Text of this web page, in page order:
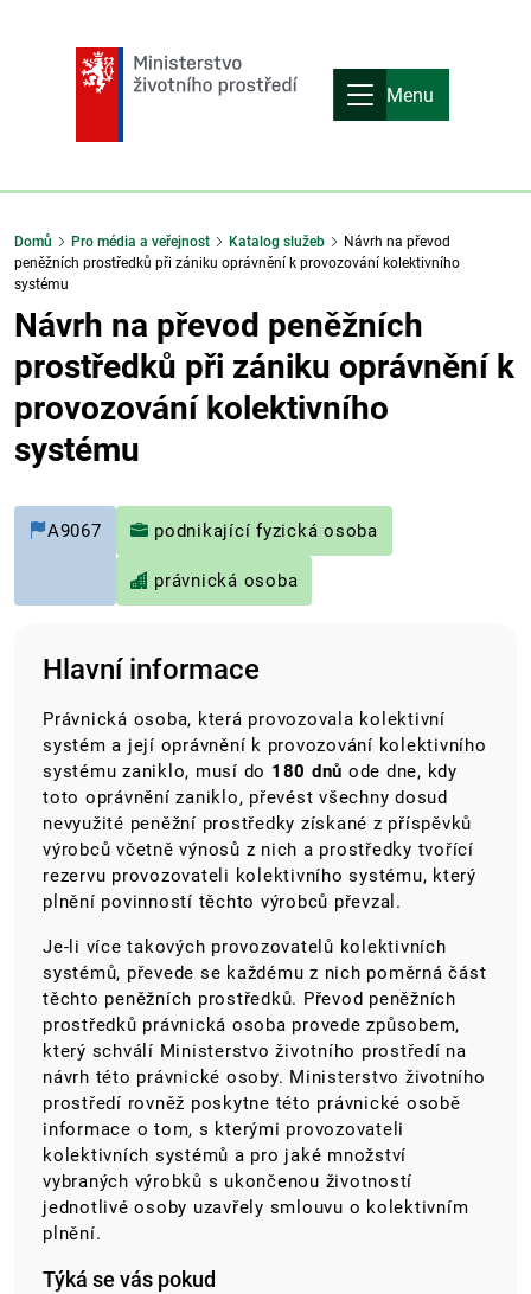
Menu
Domů Pro média a veřejnost Katalog služeb
Návrh na převod
peněžních prostředků při zániku oprávnění k provozování kolektivního
systému
Návrh na převod peněžních
prostředků při zániku oprávnění k
provozování kolektivního
systému
A9067 podnikající fyzická osoba
právnická osoba
Hlavní informace
Právnická osoba, která provozovala kolektivní
systém a její oprávnění k provozování kolektivního
systému zaniklo, musí do 180 dnů ode dne, kdy
toto oprávnění zaniklo, převést všechny dosud
nevyužité peněžní prostředky získané z příspěvků
výrobců včetně výnosů z nich a prostředky tvořící
rezervu provozovateli kolektivního systému, který
plnění povinností těchto výrobců převzal.
Je-li více takových provozovatelů kolektivních
systémů, převede se každému z nich poměrná část
těchto peněžních prostředků. Převod peněžních
prostředků právnická osoba provede způsobem,
který schválí Ministerstvo životního prostředí na
návrh této právnické osoby. Ministerstvo životního
prostředí rovněž poskytne této právnické osobě
informace o tom, s kterými provozovateli
kolektivních systémů a pro jaké množství
vybraných výrobků s ukončenou životností
jednotlivé osoby uzavřely smlouvu o kolektivním
plnění.
Týká se vás pokud